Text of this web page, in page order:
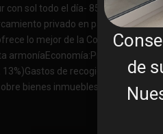
con sol todo el día- 850 m hasta el
privado en parcela
lo mejor de la Costa Blanca:
armoníaEconomía:Precio de venta:
de recogida de basura:
bienes inmuebles: 500 € al año
de